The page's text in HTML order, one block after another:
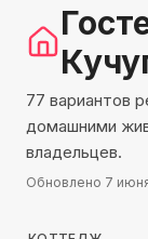
77 вариантов
домашними
владельцев.
Обновлено 7
124м до